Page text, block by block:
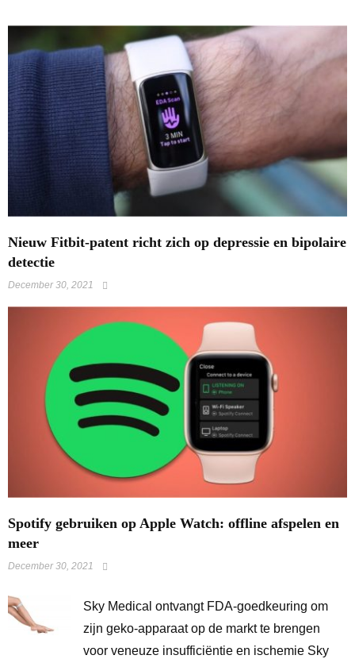
​Nieuw Fitbit-patent richt zich op depressie en bipolaire
detectie
December 30, 2021
Spotify gebruiken op Apple Watch: offline afspelen en
meer
December 30, 2021
Sky Medical ontvangt FDA-goedkeuring om
zijn geko-apparaat op de markt te brengen
voor veneuze insufficiëntie en ischemie Sky